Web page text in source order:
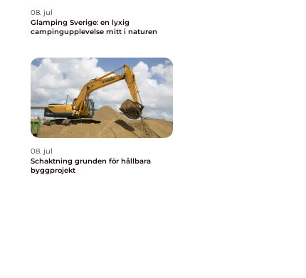
08. jul
Glamping Sverige: en lyxig
campingupplevelse mitt i naturen
08. jul
Schaktning grunden för hållbara
byggprojekt